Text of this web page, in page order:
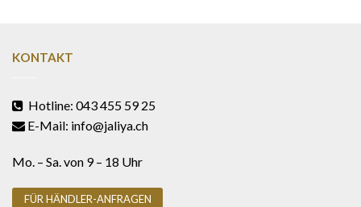
KONTAKT
Hotline: 043 455 59 25
E-Mail: info@jaliya.ch
Mo. – Sa. von 9 – 18 Uhr
FÜR HÄNDLER-ANFRAGEN